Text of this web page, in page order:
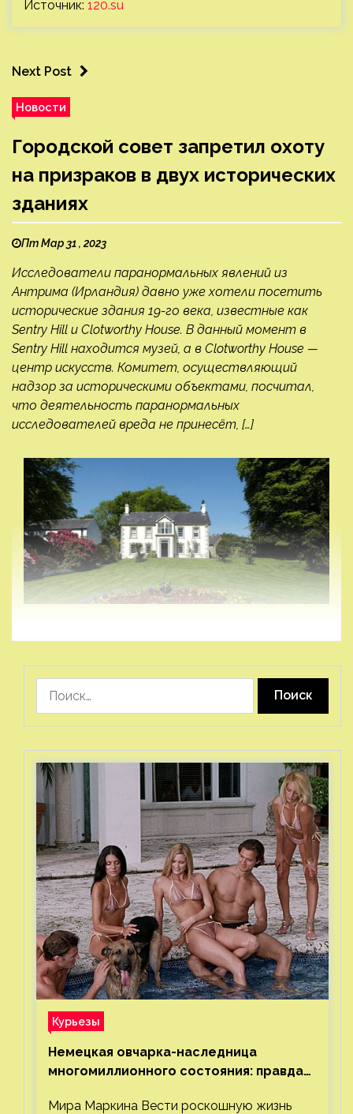
Источник: 120.su
Next Post
Новости
Городской совет запретил охоту
на призраков в двух исторических
зданиях
Пт Мар 31 , 2023
Исследователи паранормальных явлений из
Антрима (Ирландия) давно уже хотели посетить
исторические здания 19-го века, известные как
Sentry Hill и Clotworthy House. В данный момент в
Sentry Hill находится музей, а в Clotworthy House —
центр искусств. Комитет, осуществляющий
надзор за историческими объектами, посчитал,
что деятельность паранормальных
исследователей вреда не принесёт, […]
Курьезы
Немецкая овчарка-наследница
многомиллионного состояния: правда
Мира Маркина Вести роскошную жизнь